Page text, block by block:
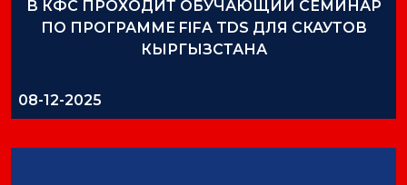
В КФС ПРОХОДИТ ОБУЧАЮЩИЙ СЕМИНАР
ПО ПРОГРАММЕ FIFA TDS ДЛЯ СКАУТОВ
КЫРГЫЗСТАНА
08-12-2025